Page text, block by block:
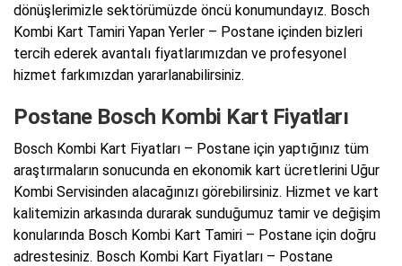
dönüşlerimizle sektörümüzde öncü konumundayız. Bosch
Kombi Kart Tamiri Yapan Yerler – Postane içinden bizleri
tercih ederek avantalı fiyatlarımızdan ve profesyonel
hizmet farkımızdan yararlanabilirsiniz.
Postane Bosch Kombi Kart Fiyatları
Bosch Kombi Kart Fiyatları – Postane için yaptığınız tüm
araştırmaların sonucunda en ekonomik kart ücretlerini Uğur
Kombi Servisinden alacağınızı görebilirsiniz. Hizmet ve kart
kalitemizin arkasında durarak sunduğumuz tamir ve değişim
konularında Bosch Kombi Kart Tamiri – Postane için doğru
adrestesiniz. Bosch Kombi Kart Fiyatları – Postane